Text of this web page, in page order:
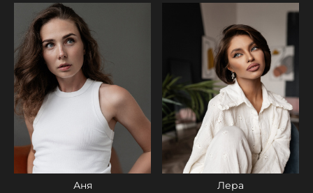
Аня Лера